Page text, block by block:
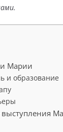
Марии
и образование